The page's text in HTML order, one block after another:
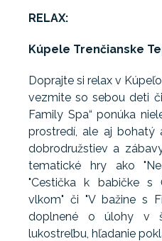
RELAX:
Kúpele Trenčianske
Doprajte si relax v
vezmite so sebou deti
Family Spa“ ponúka
prostredí, ale aj bohatý
dobrodružstiev a
tematické hry ako
"Cestička k babičke s
vlkom" či "V bažine s
doplnené o úlohy v
lukostreľbu, hľadanie